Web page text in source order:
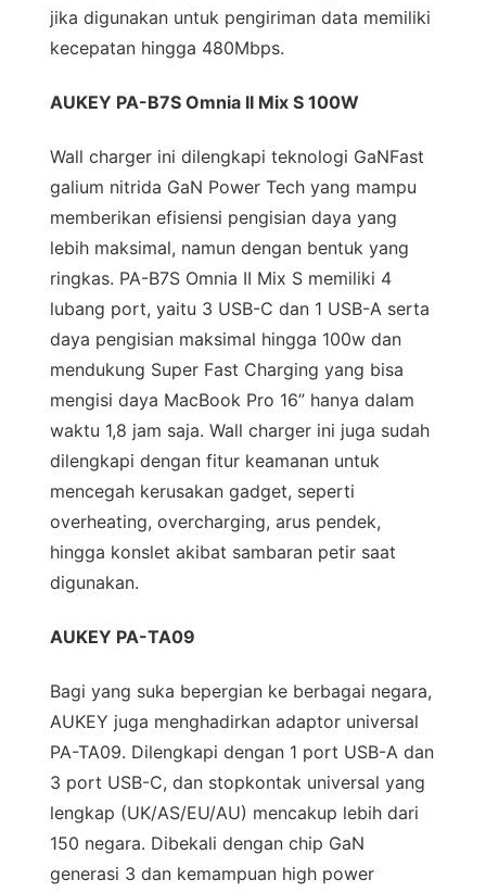
jika digunakan untuk pengiriman data memiliki
kecepatan hingga 480Mbps.
AUKEY PA-B7S Omnia II Mix S 100W
Wall charger ini dilengkapi teknologi GaNFast
galium nitrida GaN Power Tech yang mampu
memberikan efisiensi pengisian daya yang
lebih maksimal, namun dengan bentuk yang
ringkas. PA-B7S Omnia II Mix S memiliki 4
lubang port, yaitu 3 USB-C dan 1 USB-A serta
daya pengisian maksimal hingga 100w dan
mendukung Super Fast Charging yang bisa
mengisi daya MacBook Pro 16” hanya dalam
waktu 1,8 jam saja. Wall charger ini juga sudah
dilengkapi dengan fitur keamanan untuk
mencegah kerusakan gadget, seperti
overheating, overcharging, arus pendek,
hingga konslet akibat sambaran petir saat
digunakan.
AUKEY PA-TA09
Bagi yang suka bepergian ke berbagai negara,
AUKEY juga menghadirkan adaptor universal
PA-TA09. Dilengkapi dengan 1 port USB-A dan
3 port USB-C, dan stopkontak universal yang
lengkap (UK/AS/EU/AU) mencakup lebih dari
150 negara. Dibekali dengan chip GaN
generasi 3 dan kemampuan high power